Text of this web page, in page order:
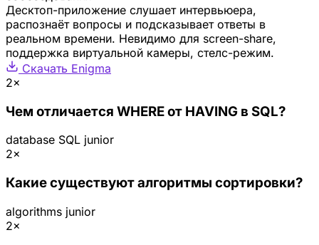
Десктоп-приложение слушает интервьюера,
распознаёт вопросы и подсказывает ответы в
реальном времени. Невидимо для screen-share,
поддержка виртуальной камеры, стелс-режим.
Скачать Enigma
2×
Чем отличается WHERE от HAVING в SQL?
database SQL junior
2×
Какие существуют алгоритмы сортировки?
algorithms junior
2×